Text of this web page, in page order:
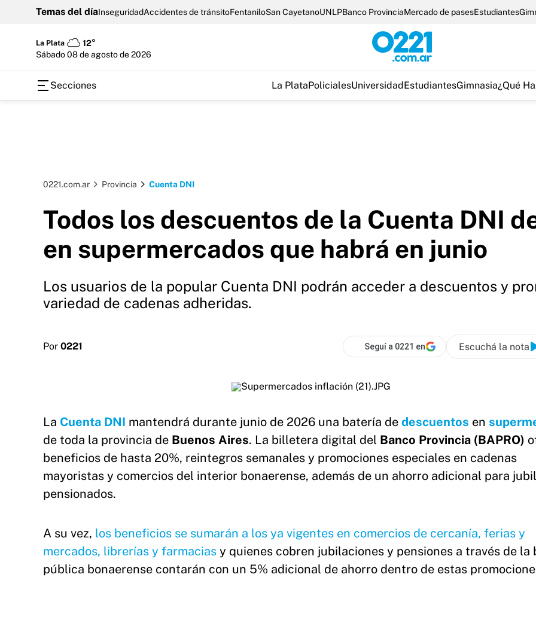
Temas del díaInseguridadAccidentes de tránsitoFentaniloSan CayetanoUNLPBanco ProvinciaMercado de pasesEstudiantes
La Plata
12°
sábado 08 de agosto de 2026
Secciones La PlataPolicialesUniversidadEstudiantesGimnasia¿Qué
0221.com.ar Provincia Cuenta DNI
Todos los descuentos de la Cuenta DNI
en supermercados que habrá en junio
Los usuarios de la popular Cuenta DNI podrán acceder a descuentos y
variedad de cadenas adheridas.
Por 0221 Seguí a 0221 en Escuchá la nota
La Cuenta DNI mantendrá durante junio de 2026 una batería de descuentos en
de toda la provincia de Buenos Aires. La billetera digital del Banco Provincia (BAPRO)
beneficios de hasta 20%, reintegros semanales y promociones especiales en cadenas
mayoristas y comercios del interior bonaerense, además de un ahorro adicional para
pensionados.
A su vez, los beneficios se sumarán a los ya vigentes en comercios de cercanía, ferias y
mercados, librerías y farmacias y quienes cobren jubilaciones y pensiones a través de la
pública bonaerense contarán con un 5% adicional de ahorro dentro de estas